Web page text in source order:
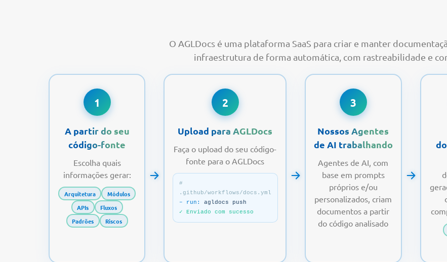
O AGLDocs é uma plataforma SaaS para criar e manter
infraestrutura de forma automática, com rastreabilidade e
1
A partir do seu
código-fonte
Escolha quais
informações gerar:
Arquitetura
Módulos
APIs
Fluxos
Padrões
Riscos
2
Upload para AGLDocs
Faça o upload do seu código-
fonte para o AGLDocs
#
.github/workflows/docs.yml
– run:
agldocs push
✓ Enviado com sucesso
3
Nossos Agentes
de AI trabalhando
Agentes de AI, com
base em prompts
próprios e/ou
personalizados, criam
documentos a partir
do código analisado